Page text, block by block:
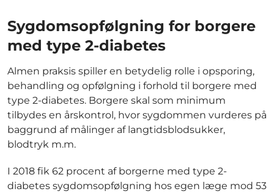
Sygdomsopfølgning for borgere
med type 2-diabetes
Almen praksis spiller en betydelig rolle i opsporing,
behandling og opfølgning i forhold til borgere med
type 2-diabetes. Borgere skal som minimum
tilbydes en årskontrol, hvor sygdommen vurderes på
baggrund af målinger af langtidsblodsukker,
blodtryk m.m.
I 2018 fik 62 procent af borgerne med type 2-
diabetes sygdomsopfølgning hos egen læge mod 53